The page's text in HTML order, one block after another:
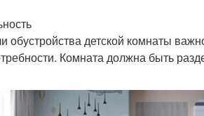
детской комнаты
Комната должна быть